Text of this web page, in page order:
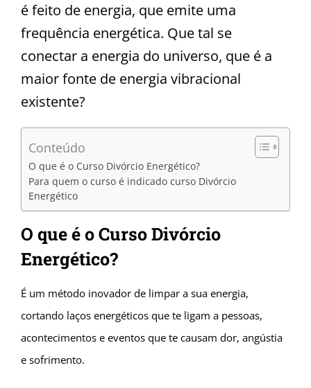
é feito de energia, que emite uma
frequência energética. Que tal se
conectar a energia do universo, que é a
maior fonte de energia vibracional
existente?
Conteúdo
O que é o Curso Divórcio Energético?
Para quem o curso é indicado curso Divórcio
Energético
O que é o Curso Divórcio
Energético?
É um método inovador de limpar a sua energia,
cortando laços energéticos que te ligam a pessoas,
acontecimentos e eventos que te causam dor, angústia
e sofrimento.